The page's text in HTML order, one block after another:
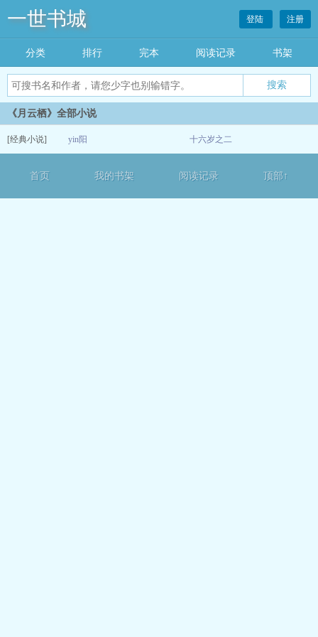
一世书城 登陆 注册
分类 排行 完本 阅读记录 书架
《月云栖》全部小说
[经典小说] yin阳 十六岁之二
首页 我的书架 阅读记录 顶部↑